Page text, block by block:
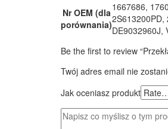
Nr OEM (dla
porównania)
1667686,
2S613200PD,
DE9032960J,
Be the first to review
Twój adres email nie
Jak oceniasz produkt